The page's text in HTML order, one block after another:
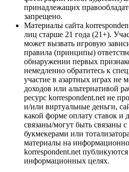
принадлежащих
запрещено.
Материалы сайта
лиц старше 21 года (21+).
может вызвать игровую
правила (принципы)
обнаружении первых
немедленно обратитесь к
участие в азартных играх не
доходов или альтернативой
ресурс korrespondent.net не
и/или виртуальные деньги,
какой форме оплату ставок и
связаны/могут быть связаны
букмекерами или
материалы на
korrespondent.net
информационных целях.